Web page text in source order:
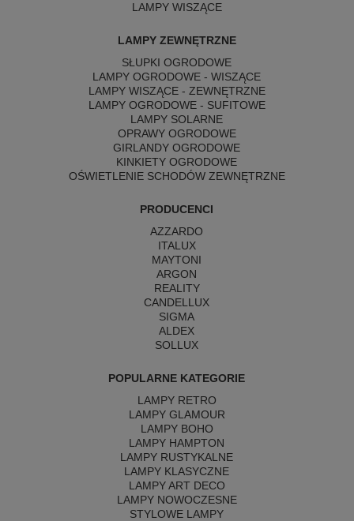
LAMPY WISZĄCE
LAMPY ZEWNĘTRZNE
SŁUPKI OGRODOWE
LAMPY OGRODOWE - WISZĄCE
LAMPY WISZĄCE - ZEWNĘTRZNE
LAMPY OGRODOWE - SUFITOWE
LAMPY SOLARNE
OPRAWY OGRODOWE
GIRLANDY OGRODOWE
KINKIETY OGRODOWE
OŚWIETLENIE SCHODÓW ZEWNĘTRZNE
PRODUCENCI
AZZARDO
ITALUX
MAYTONI
ARGON
REALITY
CANDELLUX
SIGMA
ALDEX
SOLLUX
POPULARNE KATEGORIE
LAMPY RETRO
LAMPY GLAMOUR
LAMPY BOHO
LAMPY HAMPTON
LAMPY RUSTYKALNE
LAMPY KLASYCZNE
LAMPY ART DECO
LAMPY NOWOCZESNE
STYLOWE LAMPY